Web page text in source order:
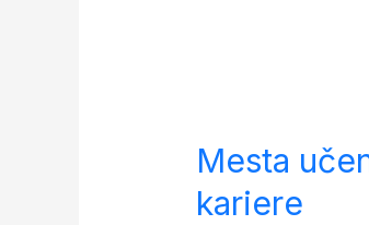
Mesta
kariere
ko
mladi